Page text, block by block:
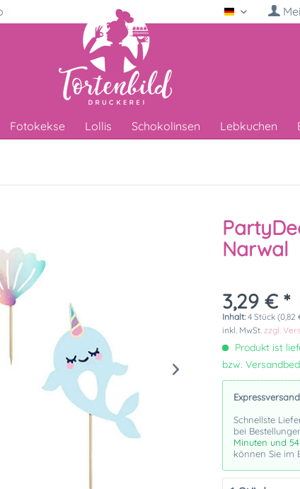
Deutsch
Fotokekse Lollis Schokolinsen Lebkuchen
Narwal
3,29 € *
Inhalt:4 Stück (0,82
inkl. MwSt.zzgl.
Produkt ist
bzw.
Schnellste
bei
Minuten und
können Sie im